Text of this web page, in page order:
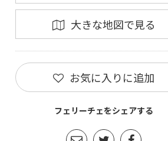
大きな地図で見る
お気に入りに追加
フェリーチェをシェアする